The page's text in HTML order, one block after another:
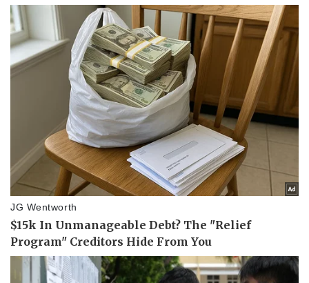
Bóng đá
Lịch thi đấu bóng đá
Thế giới thể thao
eSports
Ô tô
Xe máy
Tư vấn